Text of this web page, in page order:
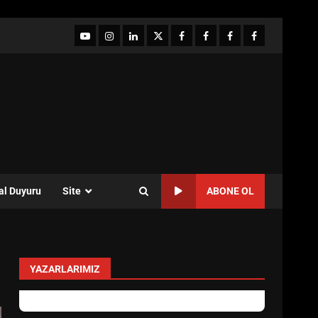
YouTubeInstagram
LinkedIntwitterfacebook-Facebook-
Facebook-Facebook-
Duyuru Site ABONE OL
YAZARLARIMIZ